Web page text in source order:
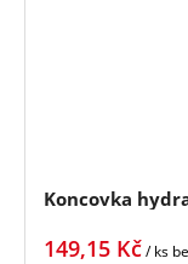
Koncovka
149,15 Kč/ ks